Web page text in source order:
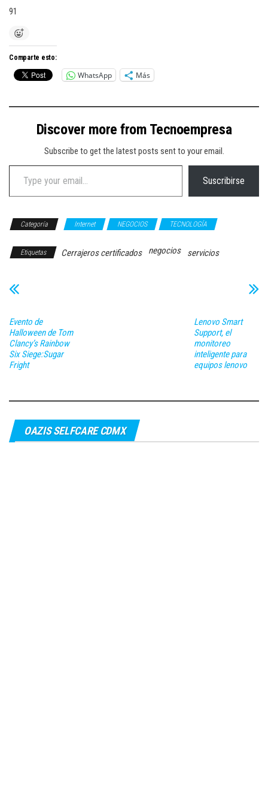
91
Comparte esto:
WhatsApp Más
Discover more from Tecnoempresa
Subscribe to get the latest posts sent to your email.
Type your email…
Suscribirse
Categoría Internet NEGOCIOS TECNOLOGÍA
Etiquetas Cerrajeros certificados negocios servicios
Evento de
Halloween de Tom
Clancy’s Rainbow
Six Siege:Sugar
Fright
Lenovo Smart
Support, el
monitoreo
inteligente para
equipos lenovo
OAZIS SELFCARE CDMX